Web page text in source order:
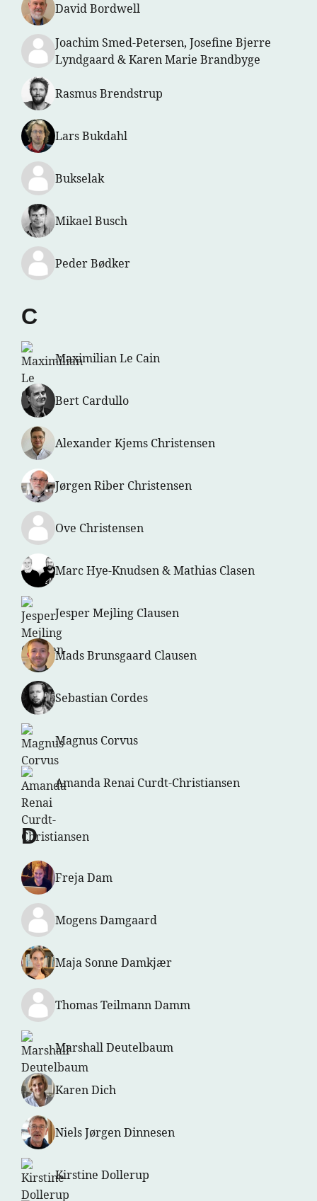
David Bordwell
Joachim Smed-Petersen, Josefine Bjerre
Lyndgaard & Karen Marie Brandbyge
Rasmus Brendstrup
Lars Bukdahl
Bukselak
Mikael Busch
Peder Bødker
C
Maximilian Le Cain
Bert Cardullo
Alexander Kjems Christensen
Jørgen Riber Christensen
Ove Christensen
Marc Hye-Knudsen & Mathias Clasen
Jesper Mejling Clausen
Mads Brunsgaard Clausen
Sebastian Cordes
Magnus Corvus
Amanda Renai Curdt-Christiansen
D
Freja Dam
Mogens Damgaard
Maja Sonne Damkjær
Thomas Teilmann Damm
Marshall Deutelbaum
Karen Dich
Niels Jørgen Dinnesen
Kirstine Dollerup